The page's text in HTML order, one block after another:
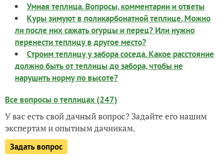
Умная теплица. Вопросы, комментарии и ответы
Куры зимуют в поликарбонатной теплице. Можно
ли после них сажать огурцы и перец? Или нужно
перенести теплицу в другое место?
Строим теплицу у забора соседа. Какое расстояние
должно быть от теплицы до забора, чтобы не
нарушить норму по высоте?
Все вопросы о теплицах (247)
У вас есть свой дачный вопрос? Задайте его нашим
экспертам и опытным дачникам.
Задать вопрос